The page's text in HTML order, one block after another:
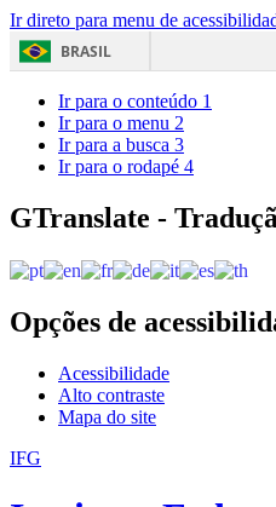
Ir direto para menu de
BRASIL
Ir para o conteúdo 1
Ir para o menu 2
Ir para a busca 3
Ir para o rodapé 4
GTranslate -
Opções de
Acessibilidade
Alto contraste
Mapa do site
IFG